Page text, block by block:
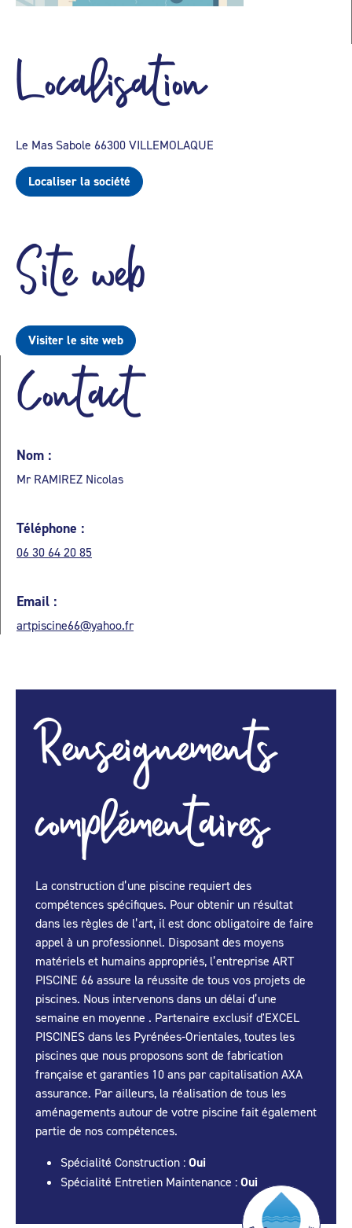
Localisation
Le Mas Sabole 66300 VILLEMOLAQUE
Localiser la société
Site web
Visiter le site web
Contact
Nom :
Mr RAMIREZ Nicolas
Téléphone :
06 30 64 20 85
Email :
artpiscine66@yahoo.fr
Renseignements
complémentaires
La construction d’une piscine requiert des
compétences spécifiques. Pour obtenir un résultat
dans les règles de l’art, il est donc obligatoire de faire
appel à un professionnel. Disposant des moyens
matériels et humains appropriés, l’entreprise ART
PISCINE 66 assure la réussite de tous vos projets de
piscines. Nous intervenons dans un délai d’une
semaine en moyenne . Partenaire exclusif d'EXCEL
PISCINES dans les Pyrénées-Orientales, toutes les
piscines que nous proposons sont de fabrication
française et garanties 10 ans par capitalisation AXA
assurance. Par ailleurs, la réalisation de tous les
aménagements autour de votre piscine fait également
partie de nos compétences.
Spécialité Construction : Oui
Spécialité Entretien Maintenance : Oui